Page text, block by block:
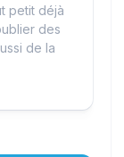
petit déjà
des
de la